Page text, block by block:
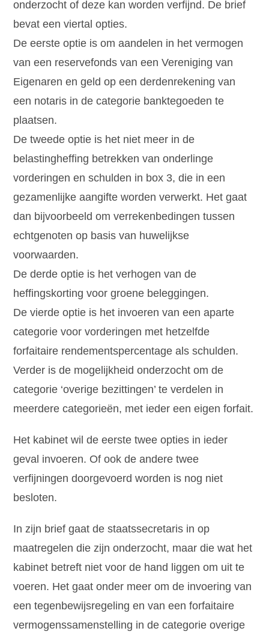
onderzocht of deze kan worden verfijnd. De brief
bevat een viertal opties.
De eerste optie is om aandelen in het vermogen
van een reservefonds van een Vereniging van
Eigenaren en geld op een derdenrekening van
een notaris in de categorie banktegoeden te
plaatsen.
De tweede optie is het niet meer in de
belastingheffing betrekken van onderlinge
vorderingen en schulden in box 3, die in een
gezamenlijke aangifte worden verwerkt. Het gaat
dan bijvoorbeeld om verrekenbedingen tussen
echtgenoten op basis van huwelijkse
voorwaarden.
De derde optie is het verhogen van de
heffingskorting voor groene beleggingen.
De vierde optie is het invoeren van een aparte
categorie voor vorderingen met hetzelfde
forfaitaire rendementspercentage als schulden.
Verder is de mogelijkheid onderzocht om de
categorie ‘overige bezittingen’ te verdelen in
meerdere categorieën, met ieder een eigen forfait.
Het kabinet wil de eerste twee opties in ieder
geval invoeren. Of ook de andere twee
verfijningen doorgevoerd worden is nog niet
besloten.
In zijn brief gaat de staatssecretaris in op
maatregelen die zijn onderzocht, maar die wat het
kabinet betreft niet voor de hand liggen om uit te
voeren. Het gaat onder meer om de invoering van
een tegenbewijsregeling en van een forfaitaire
vermogenssamenstelling in de categorie overige